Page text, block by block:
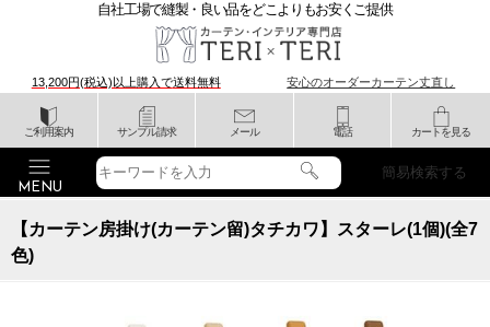
ご利用案内 サンプル請求 メール 電話 カートを見る
自社工場で縫製・良い品をどこよりもお安くご提供
13,200円(税込)以上購入で送料無料 安心のオーダーカーテン丈直し
簡易検索する
【カーテン房掛け(カーテン留)タチカワ】スターレ(1個)(全7
色)